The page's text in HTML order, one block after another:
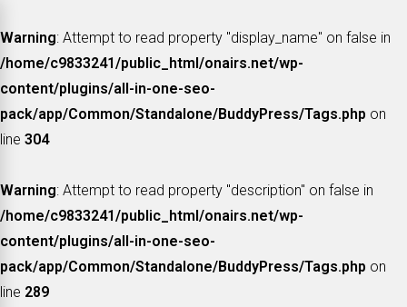
Warning: Attempt to read property "display_name" on false in
/home/c9833241/public_html/onairs.net/wp-
content/plugins/all-in-one-seo-
pack/app/Common/Standalone/BuddyPress/Tags.php on
line 304
Warning: Attempt to read property "description" on false in
/home/c9833241/public_html/onairs.net/wp-
content/plugins/all-in-one-seo-
pack/app/Common/Standalone/BuddyPress/Tags.php on
line 289